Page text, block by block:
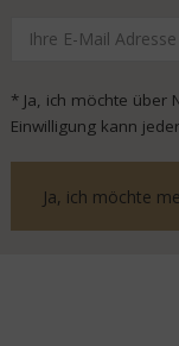
* Ja, ich möchte über
Einwilligung kann